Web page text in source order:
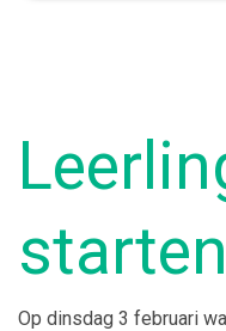
Op dinsdag 3 februari